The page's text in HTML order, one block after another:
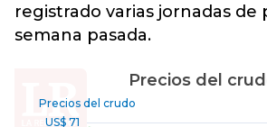
registrado varias jornadas de
semana pasada.